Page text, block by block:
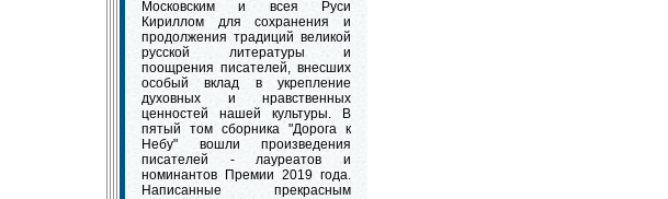
Московским и всея Руси
Кириллом для сохранения и
продолжения традиций великой
русской литературы и
поощрения писателей, внесших
особый вклад в укрепление
духовных и нравственных
ценностей нашей культуры. В
пятый том сборника "Дорога к
Небу" вошли произведения
писателей - лауреатов и
номинантов Премии 2019 года.
Написанные прекрасным